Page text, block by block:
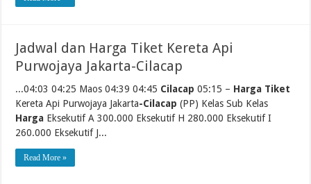
Jadwal dan Harga Tiket Kereta Api
Purwojaya Jakarta-Cilacap
...04:03 04:25 Maos 04:39 04:45 Cilacap 05:15 – Harga Tiket
Kereta Api Purwojaya Jakarta-Cilacap (PP) Kelas Sub Kelas
Harga Eksekutif A 300.000 Eksekutif H 280.000 Eksekutif I
260.000 Eksekutif J...
Read More »